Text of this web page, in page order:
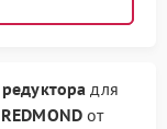
для
от